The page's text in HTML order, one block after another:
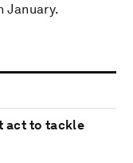
January.
act to tackle